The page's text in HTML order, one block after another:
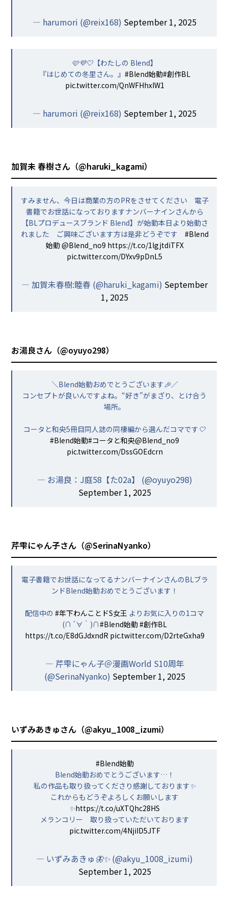
— harumori (@reix168) September 1, 2025
🩷💜🤍【わたしの Blend】
『はじめての冬里さん。』 #Blend始動#創作BL
pic.twitter.com/QnWFHhxIW1
— harumori (@reix168) September 1, 2025
加賀未 春樹さん（@haruki_kagami）
すみません、今日は商業の方のPRをさせてください 電子
書籍でお世話になっておりますナンバーナインさんから
【BLプロデュースブランド Blend】が始動本日より始動さ
れました ご興味ございます方は是非どうぞです #Blend
始動@Blend_no9 https://t.co/1lgjtdiTFX
pic.twitter.com/DYxv9pDnL5
— 加賀未春樹:睦春 (@haruki_kagami) September
1, 2025
お湯良さん（@oyuyo298）
＼Blend始動おめでとうございます🎉／
コンセプトが良いんですよね。“好き”がまざり、とけ合う
場所。
コータと和央5冊目同人誌の同棲編から選んだコマです🤍
#Blend始動#コータと和央@Blend_no9
pic.twitter.com/DssGOEdcrn
— お湯良：J庭58【た02a】 (@oyuyo298)
September 1, 2025
芹雫にゃん子さん（@SerinaNyanko）
電子書籍でお世話になってるナンバーナインさんのBLブラ
ンドBlend始動おめでとうございます！
配信中の #年下わんことドS女王 よりお気に入りの1コマ
(∩´∀｀)∩#Blend始動#創作BL
https://t.co/E8dGJdxndR pic.twitter.com/D2rteGxha9
— 芹雫にゃん子＠漫画World S10周年
(@SerinaNyanko) September 1, 2025
いずみあきゅさん（@akyu_1008_izumi）
#Blend始動
Blend始動おめでとうございます…！
私の作品も取り扱ってくださり感謝しております✨
これからもどうぞよろしくお願いします
✨https://t.co/uXTQhc28HS
メランコリー 取り扱っていただいております
pic.twitter.com/4NjiID5JTF
— いずみあきゅ🦋✨ (@akyu_1008_izumi)
September 1, 2025